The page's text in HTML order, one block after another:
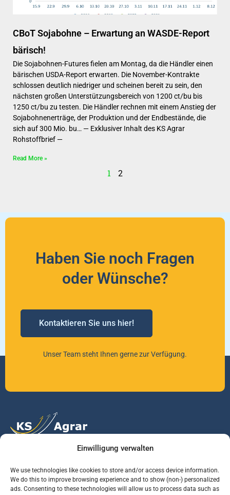
Einwilligung verwalten
We use technologies like cookies to store and/or access device information.
We do this to improve browsing experience and to show (non-) personalized
ads. Consenting to these technologies will allow us to process data such as
CBoT Sojabohne – Erwartung an WASDE-Report
bärisch!
Die Sojabohnen-Futures fielen am Montag, da die Händler einen
bärischen USDA-Report erwarten. Die November-Kontrakte
schlossen deutlich niedriger und scheinen bereit zu sein, den
nächsten großen Unterstützungsbereich von 1200 ct/bu bis
1250 ct/bu zu testen. Die Händler rechnen mit einem Anstieg der
Sojabohnenerträge, der Produktion und der Endbestände, die
sich auf 300 Mio. bu… — Exklusiver Inhalt des KS Agrar
Rohstoffbrief —
Read More »
1 2
Haben Sie noch Fragen
oder Wünsche?
Kontaktieren Sie uns hier!
Unser Team steht Ihnen gerne zur Verfügung.
Vertrauen Sie auf unsere Expertise im Agrarmarkt.